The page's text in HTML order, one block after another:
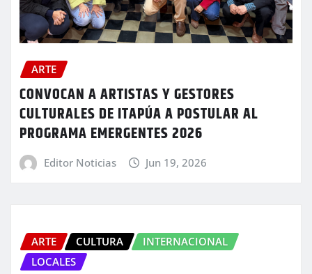
ARTE
CONVOCAN A ARTISTAS Y GESTORES
CULTURALES DE ITAPÚA A POSTULAR AL
PROGRAMA EMERGENTES 2026
Editor Noticias Jun 19, 2026
ARTE CULTURA
INTERNACIONAL
LOCALES